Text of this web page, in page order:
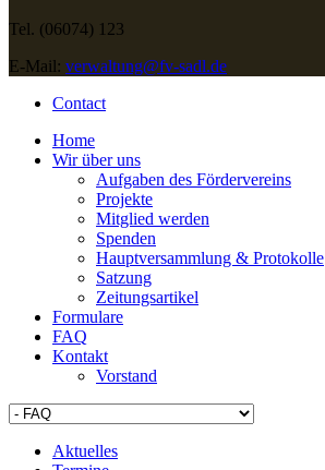
Tel. (06074) 123
E-Mail: verwaltung@fv-sadl.de
Contact
Home
Wir über uns
Aufgaben des Fördervereins
Projekte
Mitglied werden
Spenden
Hauptversammlung & Protokolle
Satzung
Zeitungsartikel
Formulare
FAQ
Kontakt
Vorstand
Aktuelles